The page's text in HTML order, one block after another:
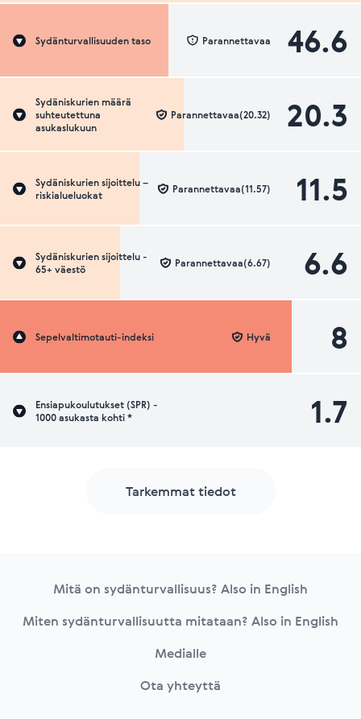
Sydänturvallisuuden taso 46.6
Parannettavaa
Sydäniskurien määrä
suhteutettuna
asukaslukuun
20.3
Parannettavaa(20.32)
Sydäniskurien sijoittelu –
riskialueluokat
11.5
Parannettavaa(11.57)
Sydäniskurien sijoittelu -
65+ väestö
6.6
Parannettavaa(6.67)
Sepelvaltimotauti-indeksi 8
Hyvä
Ensiapukoulutukset (SPR) -
1000 asukasta kohti *
1.7
Tarkemmat tiedot
Mitä on sydänturvallisuus? Also in English
Miten sydänturvallisuutta mitataan? Also in English
Medialle
Ota yhteyttä